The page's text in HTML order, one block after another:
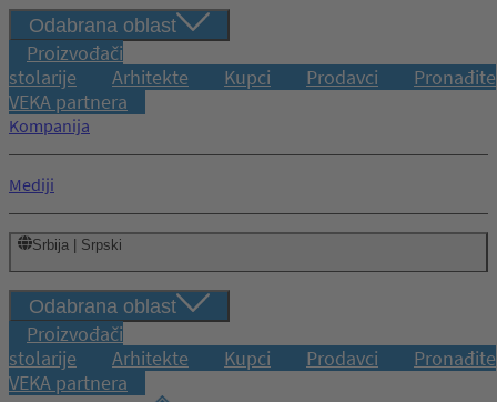
Odabrana oblast
Proizvođači
stolarije
Arhitekte Kupci Prodavci
Pronađite
VEKA partnera
Kompanija
Mediji
Srbija | Srpski
Odabrana oblast
Proizvođači
stolarije
Arhitekte Kupci Prodavci
Pronađite
VEKA partnera